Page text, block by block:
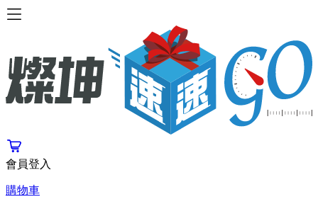
會員登入
購物車